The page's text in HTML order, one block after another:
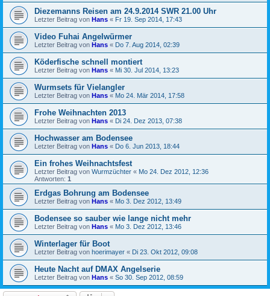
Diezemanns Reisen am 24.9.2014 SWR 21.00 Uhr
Letzter Beitrag von Hans « Fr 19. Sep 2014, 17:43
Video Fuhai Angelwürmer
Letzter Beitrag von Hans « Do 7. Aug 2014, 02:39
Köderfische schnell montiert
Letzter Beitrag von Hans « Mi 30. Jul 2014, 13:23
Wurmsets für Vielangler
Letzter Beitrag von Hans « Mo 24. Mär 2014, 17:58
Frohe Weihnachten 2013
Letzter Beitrag von Hans « Di 24. Dez 2013, 07:38
Hochwasser am Bodensee
Letzter Beitrag von Hans « Do 6. Jun 2013, 18:44
Ein frohes Weihnachtsfest
Letzter Beitrag von Wurmzüchter « Mo 24. Dez 2012, 12:36
Antworten: 1
Erdgas Bohrung am Bodensee
Letzter Beitrag von Hans « Mo 3. Dez 2012, 13:49
Bodensee so sauber wie lange nicht mehr
Letzter Beitrag von Hans « Mo 3. Dez 2012, 13:46
Winterlager für Boot
Letzter Beitrag von hoerimayer « Di 23. Okt 2012, 09:08
Heute Nacht auf DMAX Angelserie
Letzter Beitrag von Hans « So 30. Sep 2012, 08:59